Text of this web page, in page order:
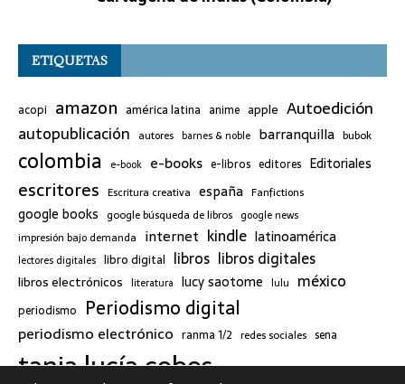
ETIQUETAS
acopi amazon américa latina anime apple Autoedición
autopublicación autores barnes & noble barranquilla bubok
colombia e-book e-books e-libros editores Editoriales
escritores Escritura creativa españa Fanfictions
google books google búsqueda de libros google news
impresión bajo demanda internet kindle latinoamérica
lectores digitales libro digital libros libros digitales
libros electrónicos literatura lucy saotome lulu méxico
periodismo Periodismo digital
periodismo electrónico ranma 1/2 redes sociales sena
tania lucía cobos twitter